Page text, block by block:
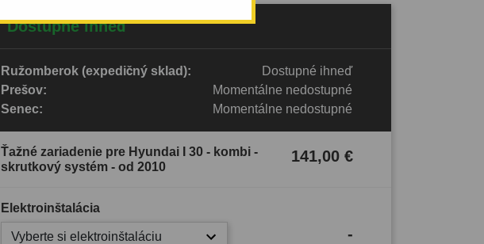
Dostupné ihneď
Ružomberok (expedičný sklad):
Dostupné ihneď
Prešov:
Momentálne nedostupné
Senec:
Momentálne nedostupné
Ťažné zariadenie pre Hyundai I 30 - kombi -
skrutkový systém - od 2010
141,00 €
Elektroinštalácia
Vyberte si elektroinštaláciu -